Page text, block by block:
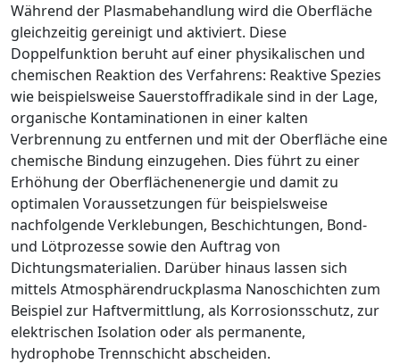
Während der Plasmabehandlung wird die Oberfläche
gleichzeitig gereinigt und aktiviert. Diese
Doppelfunktion beruht auf einer physikalischen und
chemischen Reaktion des Verfahrens: Reaktive Spezies
wie beispielsweise Sauerstoffradikale sind in der Lage,
organische Kontaminationen in einer kalten
Verbrennung zu entfernen und mit der Oberfläche eine
chemische Bindung einzugehen. Dies führt zu einer
Erhöhung der Oberflächen­energie und damit zu
optimalen Voraussetzungen für beispielsweise
nachfolgende Verklebungen, Beschichtungen, Bond-
und Lötprozesse sowie den Auftrag von
Dichtungsmaterialien. Darüber hinaus lassen sich
mittels Atmosphärendruckplasma Nanoschichten zum
Beispiel zur Haftvermittlung, als Korrosionsschutz, zur
elektrischen Isolation oder als permanente,
hydrophobe Trennschicht abscheiden.